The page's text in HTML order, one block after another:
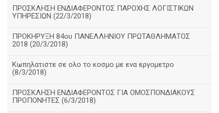
ΠΡΟΣΚΛΗΣΗ ΕΝΔΙΑΦΕΡΟΝΤΟΣ ΠΑΡΟΧΗΣ ΛΟΓΙΣΤΙΚΩΝ
ΥΠΗΡΕΣΙΩΝ (22/3/2018)
ΠΡΟΚΗΡΥΞΗ 84ου ΠΑΝΕΛΛΗΝΙΟΥ ΠΡΩΤΑΘΛΗΜΑΤΟΣ
2018 (20/3/2018)
Κωπηλατιστε σε ολο το κοσμο με ενα εργομετρο
(8/3/2018)
ΠΡΟΣΚΛΗΣΗ ΕΝΔΙΑΦΕΡΟΝΤΟΣ ΓΙΑ ΟΜΟΣΠΟΝΔΙΑΚΟΥΣ
ΠΡΟΠΟΝΗΤΕΣ (6/3/2018)